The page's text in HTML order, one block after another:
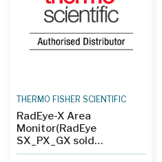
THERMO FISHER SCIENTIFIC
RadEye-X Area
Monitor(RadEye
SX_PX_GX sold
separately)